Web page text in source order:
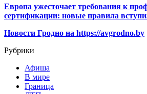
Европа ужесточает требования к
сертификации: новые правила
Новости Гродно на https://avgrodno.by
Рубрики
Афиша
В мире
Граница